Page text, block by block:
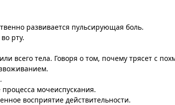
развивается пульсирующая боль.
рту.
всего тела. Говоря о том, почему трясет с
мочеиспускания.
восприятие действительности.